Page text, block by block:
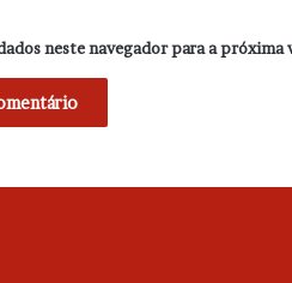
neste navegador para a próxima